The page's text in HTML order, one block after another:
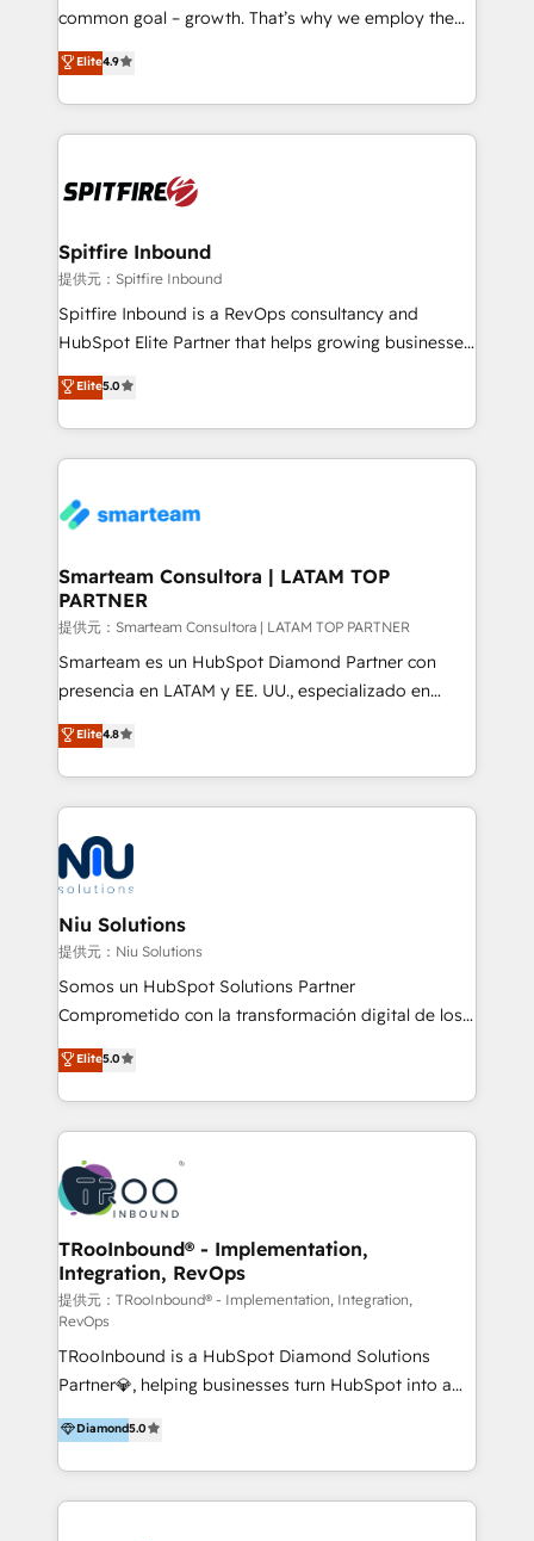
implementation and training. Skilled in-house
complex API integrations with external platforms.
Working from several campuses across Belgium, The
such as Brussels Airport, Volvo, Farmaline, Agilitas,
Streamz and Michelin.
common goal – growth. That’s why we employ the
latest innovations in disruptive technology in our
approach to web design, sales enablement and
inbound marketing that deliver month-on-month
growth for our client's businesses. These methods
exactly where your marketing budget is being used
and overall revenue to a level not feasible with
traditional methods. If you’re a frustrated marketing
manager or business owner sick of wasting budget
with generic agencies and their outdated methods,
just like yours attract more high-quality leads
throughout each stage of the buying cycle with
enable sales teams with the process, technology and
training to smash targets.
Elite4.9
Spitfire Inbound
提供元：Spitfire Inbound
Spitfire Inbound is a RevOps consultancy and
HubSpot Elite Partner that helps growing businesses
design predictable, scalable revenue-driving
strategies. With offices in South Africa and London,
we take a RevOps-led approach that aligns sales,
marketing & service, breaks down silos, and gives
confidence. We deliver end to end strategy and
and technology around a single source of truth to
support sustainable growth and better decision-
making. Working with clients locally and globally, our
expertise includes HubSpot onboarding and CRM
implementation, automation, sales and customer
and data-driven campaigns. Winners of the first
Global HEART Award, Yamini Rogan, CEO of
Connect with us to see how we can do better and be
better together 🏆
Elite5.0
Smarteam Consultora | LATAM TOP
PARTNER
提供元：Smarteam Consultora | LATAM TOP PARTNER
Smarteam es un HubSpot Diamond Partner con
presencia en LATAM y EE. UU., especializado en
implementaciones de HubSpot, integraciones API y
optimización de procesos comerciales con IA. Con
más de 6 años de experiencia, hemos liderado 100+
implementaciones conectando HubSpot con SAP,
ERPs, e-commerce, plataformas financieras,
WhatsApp y sistemas logísticos. Nuestro equipo
multicultural trabaja en español, inglés y portugués,
uniendo visión estratégica y excelencia técnica para
generar resultados medibles. Apoyamos a empresas
de construcción, educación, tecnología, retail, e-
commerce, salud, financieras, seguros y servicios,
tomar decisiones basadas en datos. 🌎 Highlights:
5+ años como partner HubSpot 100+
LATAM 2025 🏆 Impulsamos crecimiento con CRM +
IA en múltiples industrias. 👉 ¿Listo para transformar
Elite4.8
Niu Solutions
提供元：Niu Solutions
Somos un HubSpot Solutions Partner
Comprometido con la transformación digital de los
procesos comerciales de las empresas en
Latinoamérica, con un enfoque en Marketing, Ventas
y Servicio al Cliente. Somos un equipo de trabajo
multidisciplinario de alto rendimiento, con
conocimiento y experiencia enfocado en: 1.
Optimizar la eficiencia operativa de nuestros
clientes 2. Mejorar la experiencia del cliente 3.
Asegurar resultados medibles Nos especializamos
en bancos, seguros, e-commerce, Desarrolladores
Inmobiliarios y Empresas Distribuidoras de
Productos
Elite5.0
TRooInbound® - Implementation,
Integration, RevOps
提供元：TRooInbound® - Implementation, Integration,
RevOps
TRooInbound is a HubSpot Diamond Solutions
Partner💎, helping businesses turn HubSpot into a
scalable growth engine. We work with startups, mid-
market, and enterprise teams to maximize
HubSpot’s full potential through: 💎HubSpot Audits,
Management & Optimization 💎RevOps-powered
Diamond5.0